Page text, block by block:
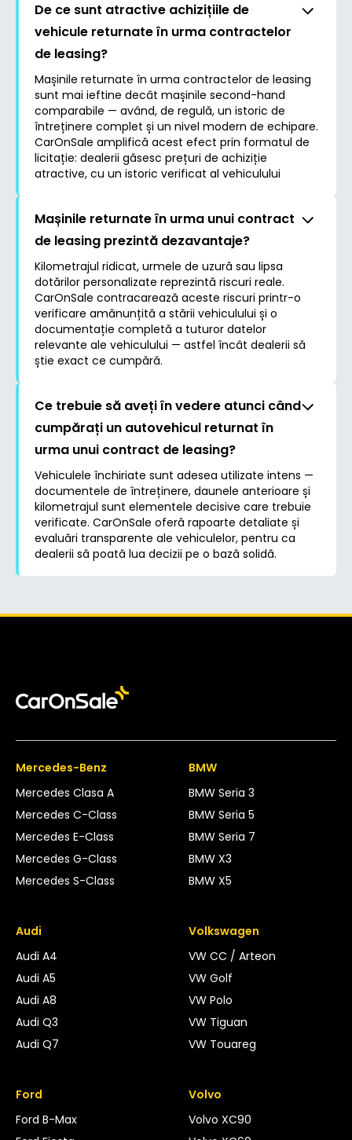
De ce sunt atractive achizițiile de
vehicule returnate în urma contractelor
de leasing?
Mașinile returnate în urma contractelor de leasing
sunt mai ieftine decât mașinile second-hand
comparabile — având, de regulă, un istoric de
întreținere complet și un nivel modern de echipare.
CarOnSale amplifică acest efect prin formatul de
licitație: dealerii găsesc prețuri de achiziție
atractive, cu un istoric verificat al vehiculului
Mașinile returnate în urma unui contract
de leasing prezintă dezavantaje?
Kilometrajul ridicat, urmele de uzură sau lipsa
dotărilor personalizate reprezintă riscuri reale.
CarOnSale contracarează aceste riscuri printr-o
verificare amănunțită a stării vehiculului și o
documentație completă a tuturor datelor
relevante ale vehiculului — astfel încât dealerii să
știe exact ce cumpără.
Ce trebuie să aveți în vedere atunci când
cumpărați un autovehicul returnat în
urma unui contract de leasing?
Vehiculele închiriate sunt adesea utilizate intens —
documentele de întreținere, daunele anterioare și
kilometrajul sunt elementele decisive care trebuie
verificate. CarOnSale oferă rapoarte detaliate și
evaluări transparente ale vehiculelor, pentru ca
dealerii să poată lua decizii pe o bază solidă.
Mercedes-Benz
Mercedes Clasa A
Mercedes C-Class
Mercedes E-Class
Mercedes G-Class
Mercedes S-Class
BMW
BMW Seria 3
BMW Seria 5
BMW Seria 7
BMW X3
BMW X5
Audi
Audi A4
Audi A5
Audi A8
Audi Q3
Audi Q7
Volkswagen
VW CC / Arteon
VW Golf
VW Polo
VW Tiguan
VW Touareg
Ford
Ford B-Max
Volvo
Volvo XC90